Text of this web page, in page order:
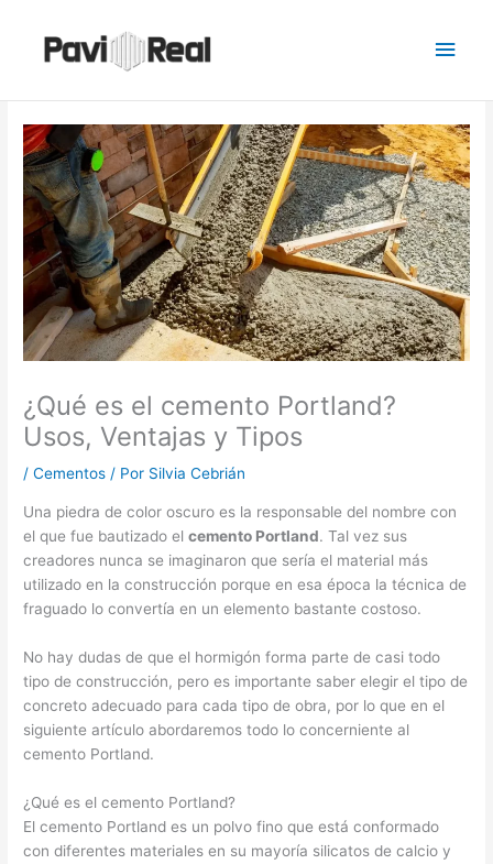
contenido
¿Qué es el cemento Portland?
Usos, Ventajas y Tipos
/Cementos / Por Silvia Cebrián
Una piedra de color oscuro es la responsable del nombre con
el que fue bautizado elcemento Portland. Tal vez sus
creadores nunca se imaginaron que sería el material más
utilizado en la construcción porque en esa época la técnica de
fraguado lo convertía en un elemento bastante costoso.
No hay dudas de que el hormigón forma parte de casi todo
tipo de construcción, pero es importante saber elegir el tipo de
concreto adecuado para cada tipo de obra, por lo que en el
siguiente artículo abordaremos todo lo concerniente al
cemento Portland.
¿Qué es el cemento Portland?
El cemento Portland es un polvo fino que está conformado
con diferentes materiales en su mayoría silicatos de calcio y